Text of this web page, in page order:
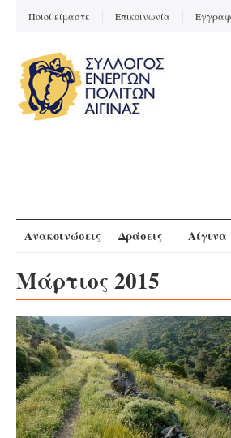
Ποιοί είμαστε Επικοινωνία
Ανακοινώσεις Δράσεις
Μάρτιος 2015